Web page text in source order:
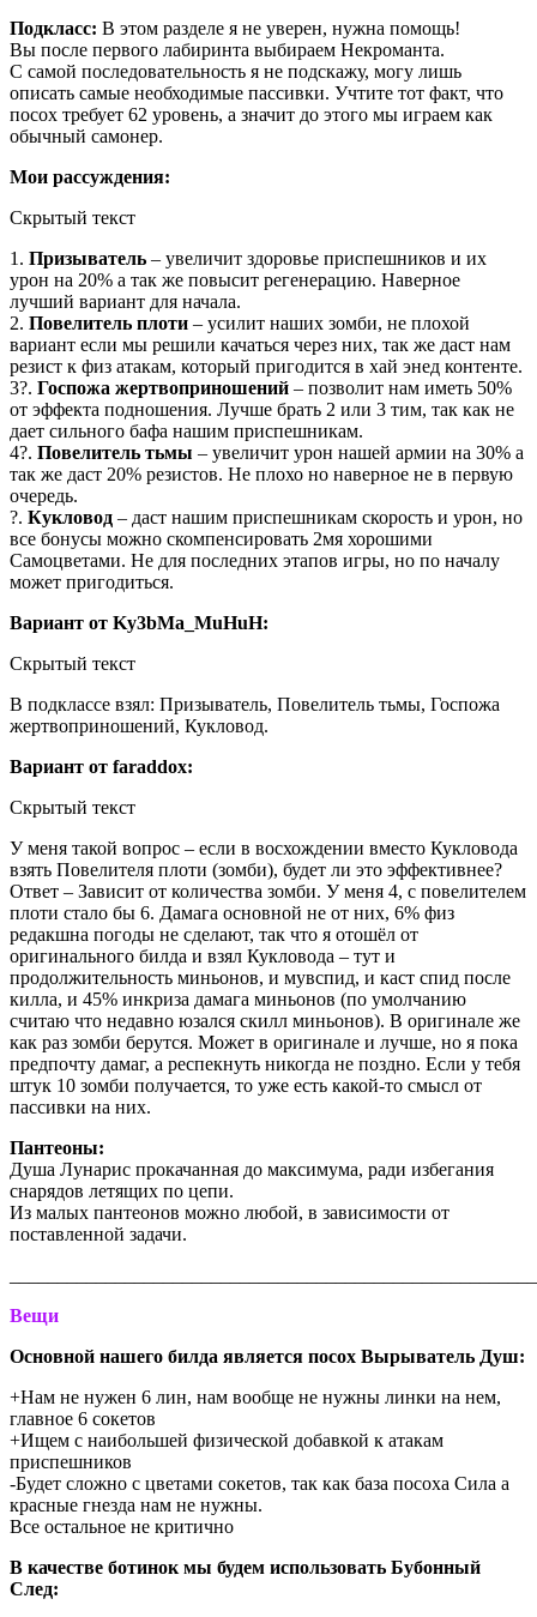
Подкласс: В этом разделе я не уверен, нужна помощь!
Вы после первого лабиринта выбираем Некроманта.
С самой последовательность я не подскажу, могу лишь
описать самые необходимые пассивки. Учтите тот факт, что
посох требует 62 уровень, а значит до этого мы играем как
обычный самонер.
Мои рассуждения:
Скрытый текст
1. Призыватель – увеличит здоровье приспешников и их
урон на 20% а так же повысит регенерацию. Наверное
лучший вариант для начала.
2. Повелитель плоти – усилит наших зомби, не плохой
вариант если мы решили качаться через них, так же даст нам
резист к физ атакам, который пригодится в хай энед контенте.
3?. Госпожа жертвоприношений – позволит нам иметь 50%
от эффекта подношения. Лучше брать 2 или 3 тим, так как не
дает сильного бафа нашим приспешникам.
4?. Повелитель тьмы – увеличит урон нашей армии на 30% а
так же даст 20% резистов. Не плохо но наверное не в первую
очередь.
?. Кукловод – даст нашим приспешникам скорость и урон, но
все бонусы можно скомпенсировать 2мя хорошими
Самоцветами. Не для последних этапов игры, но по началу
может пригодиться.
Вариант от Ky3bMa_MuHuH:
Скрытый текст
В подклассе взял: Призыватель, Повелитель тьмы, Госпожа
жертвоприношений, Кукловод.
Вариант от faraddox:
Скрытый текст
У меня такой вопрос – если в восхождении вместо Кукловода
взять Повелителя плоти (зомби), будет ли это эффективнее?
Ответ – Зависит от количества зомби. У меня 4, с повелителем
плоти стало бы 6. Дамага основной не от них, 6% физ
редакшна погоды не сделают, так что я отошёл от
оригинального билда и взял Кукловода – тут и
продолжительность миньонов, и мувспид, и каст спид после
килла, и 45% инкриза дамага миньонов (по умолчанию
считаю что недавно юзался скилл миньонов). В оригинале же
как раз зомби берутся. Может в оригинале и лучше, но я пока
предпочту дамаг, а респекнуть никогда не поздно. Если у тебя
штук 10 зомби получается, то уже есть какой-то смысл от
пассивки на них.
Пантеоны:
Душа Лунарис прокачанная до максимума, ради избегания
снарядов летящих по цепи.
Из малых пантеонов можно любой, в зависимости от
поставленной задачи.
Вещи
Основной нашего билда является посох Вырыватель Душ:
+Нам не нужен 6 лин, нам вообще не нужны линки на нем,
главное 6 сокетов
+Ищем с наибольшей физической добавкой к атакам
приспешников
-Будет сложно с цветами сокетов, так как база посоха Сила а
красные гнезда нам не нужны.
Все остальное не критично
В качестве ботинок мы будем использовать Бубонный
След: